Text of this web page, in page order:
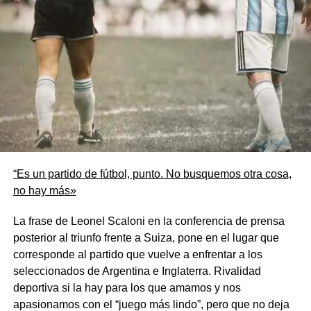
nuevamente sea como reza nuestro Himno Nacional
«CORONADOS DE GLORIA VIVAMOS»
Sería fantástico imaginar un escenario futuro para el
cierre del día 19/7/2026 donde se pueda sentir
nuevamente » desde la calle llega el estruendo de voces
y bocinas festejando la victoria deArgentina
. Una victoria
justa, merecida. Una victoria al estilo «Scaloneta«, es
decir, infartante.»
“Es un partido de fútbol, punto. No busquemos otra cosa,
no hay más»
La frase de Leonel Scaloni en la conferencia de prensa
posterior al triunfo frente a Suiza, pone en el lugar que
corresponde al partido que vuelve a enfrentar a los
seleccionados de Argentina e Inglaterra. Rivalidad
deportiva si la hay para los que amamos y nos
apasionamos con el “juego más lindo”, pero que no deja